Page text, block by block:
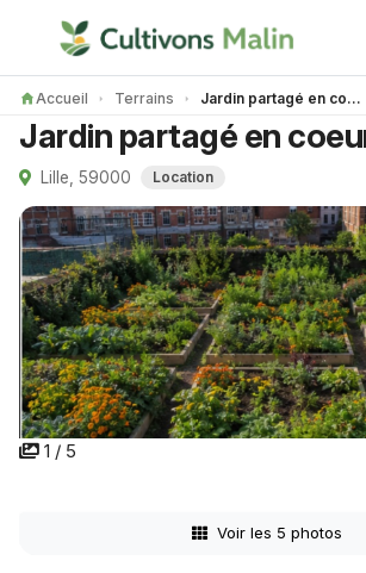
Accueil Terrains Jardin partagé en coeur de Lille
Jardin partagé en
Lille, 59000 Location
1 / 5
Voir les 5 photos